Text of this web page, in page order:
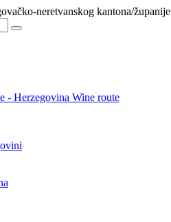
neretvanskog kantona/županije